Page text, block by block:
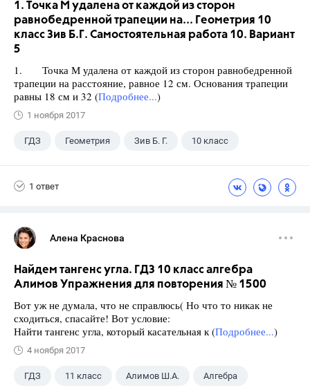
1. Точка М удалена от каждой из сторон
равнобедренной трапеции на... Геометрия 10
класс Зив Б.Г. Самостоятельная работа 10. Вариант
5
1. Точка М удалена от каждой из сторон равнобедренной
трапеции на расстояние, равное 12 см. Основания трапеции
равны 18 см и 32 (Подробнее...)
1 ноября 2017
ГДЗ Геометрия Зив Б. Г. 10 класс
1 ответ
Алена Краснова
Найдем тангенс угла. ГДЗ 10 класс алгебра
Алимов Упражнения для повторения № 1500
Вот уж не думала, что не справлюсь( Но что то никак не
сходиться, спасайте! Вот условие:
Найти тангенс угла, который касательная к (Подробнее...)
4 ноября 2017
ГДЗ 11 класс Алимов Ш.А. Алгебра